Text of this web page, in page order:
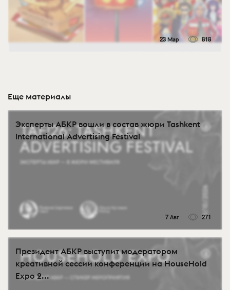
23 Мар 818
Еще материалы
Эксперты АБКР вошли в состав жюри Tashkent
International Advertising Festival
7 Авг 271
Президент АБКР выступит модератором
креативной сессии конференции на HouseHold
Expo 2...